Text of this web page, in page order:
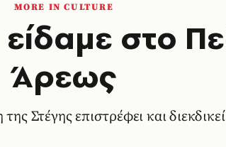
MORE IN CULTURE
είδαμε στο
Άρεως
Στέγης επιστρέφει και